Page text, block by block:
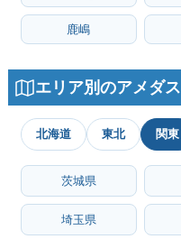
鹿嶋
エリア別のアメダス
北海道 東北 関東
茨城県
埼玉県